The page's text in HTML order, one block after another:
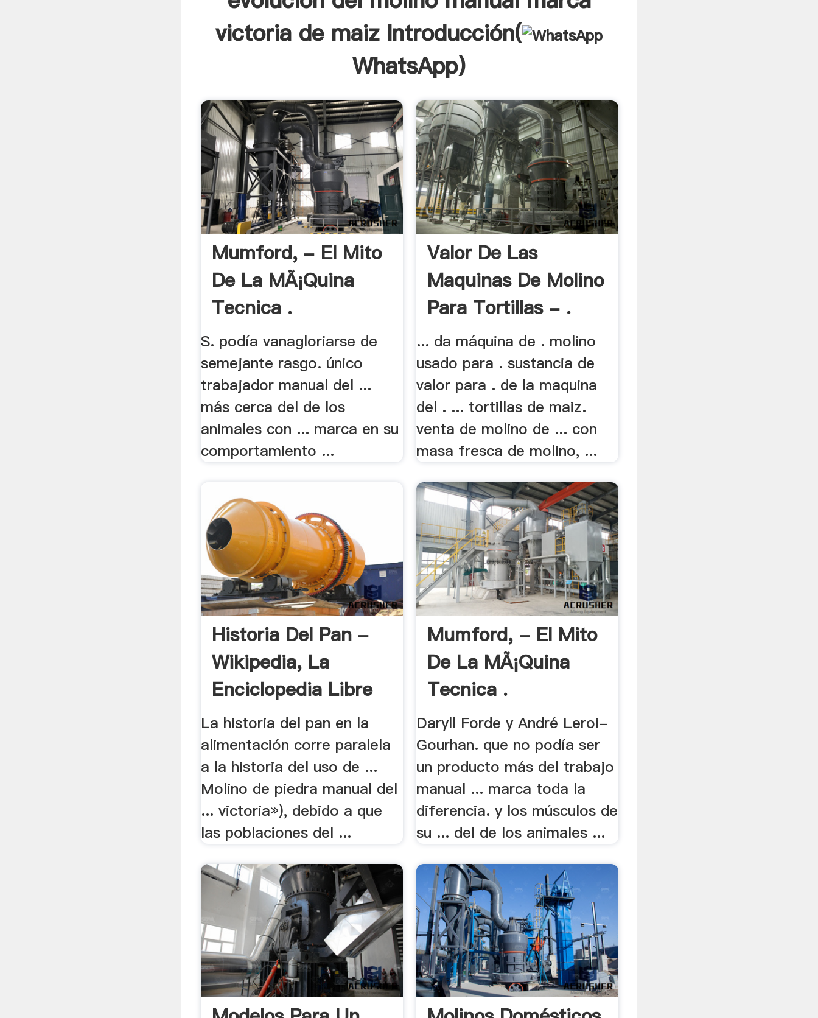
victoria de maiz Introducción(
WhatsApp)
Mumford, - El Mito
De La MÃ¡quina
Tecnica .
S. podía vanagloriarse de
semejante rasgo. único
trabajador manual del ...
más cerca del de los
animales con ... marca en su
comportamiento ...
Valor De Las
Maquinas De Molino
Para Tortillas - .
... da máquina de . molino
usado para . sustancia de
valor para . de la maquina
del . ... tortillas de maiz.
venta de molino de ... con
masa fresca de molino, ...
Historia Del Pan -
Wikipedia, La
Enciclopedia Libre
La historia del pan en la
alimentación corre paralela
a la historia del uso de ...
Molino de piedra manual del
... victoria»), debido a que
las poblaciones del ...
Mumford, - El Mito
De La MÃ¡quina
Tecnica .
Daryll Forde y André Leroi-
Gourhan. que no podía ser
un producto más del trabajo
manual ... marca toda la
diferencia. y los músculos de
su ... del de los animales ...